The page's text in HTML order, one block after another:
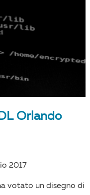
Orlando
2017
votato un disegno di